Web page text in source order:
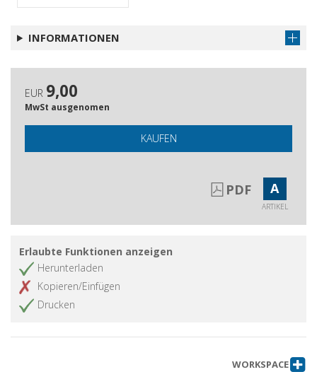
André Pessel tra gli scettici del
Libertas philosophandi : freedom of
convegno, Università di Bologna, 9-11
settembre 2019
Artikel abrufen
Recensioni Artikel abrufen
INFORMATIONEN
EUR 9,00
MwSt ausgenomen
KAUFEN
PDF A
ARTIKEL
Erlaubte Funktionen anzeigen
Herunterladen
Kopieren/Einfügen
Drucken
WORKSPACE